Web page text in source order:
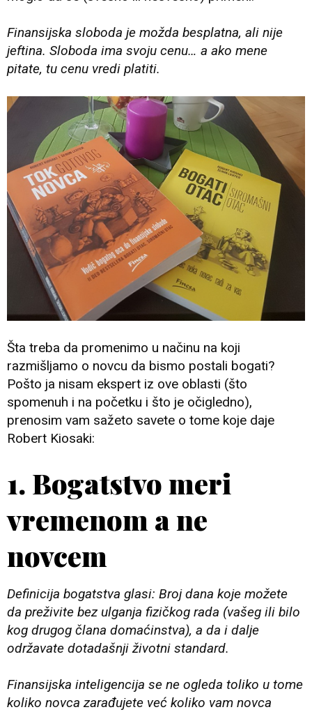
Finansijska sloboda je možda besplatna, ali nije
jeftina. Sloboda ima svoju cenu… a ako mene
pitate, tu cenu vredi platiti.
Šta treba da promenimo u načinu na koji
razmišljamo o novcu da bismo postali bogati?
Pošto ja nisam ekspert iz ove oblasti (što
spomenuh i na početku i što je očigledno),
prenosim vam sažeto savete o tome koje daje
Robert Kiosaki:
1. Bogatstvo meri
vremenom a ne
novcem
Definicija bogatstva glasi: Broj dana koje možete
da preživite bez ulganja fizičkog rada (vašeg ili bilo
kog drugog člana domaćinstva), a da i dalje
održavate dotadašnji životni standard.
Finansijska inteligencija se ne ogleda toliko u tome
koliko novca zarađujete već koliko vam novca